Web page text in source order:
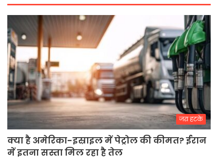
जरा हटके
क्या है अमेरिका-इस्राइल में पेट्रोल की कीमत? ईरान
में इतना सस्ता मिल रहा है तेल